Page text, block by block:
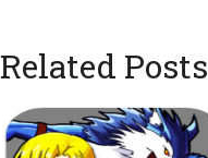
Related Posts